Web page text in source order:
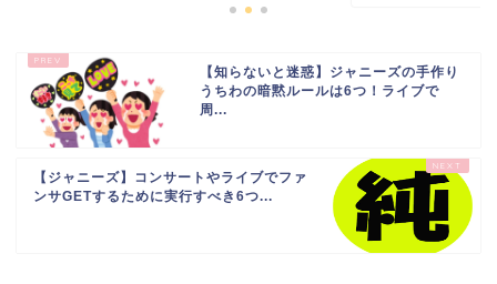
【知らないと迷惑】ジャニーズの手作り
うちわの暗黙ルールは6つ！ライブで
周...
【ジャニーズ】コンサートやライブでファ
ンサGETするために実行すべき6つ...